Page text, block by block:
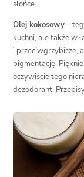
słońce.
Olej kokosowy–
kuchni, ale także w
i przeciwgrzybicze,
pigmentację.
oczywiście tego
dezodorant.